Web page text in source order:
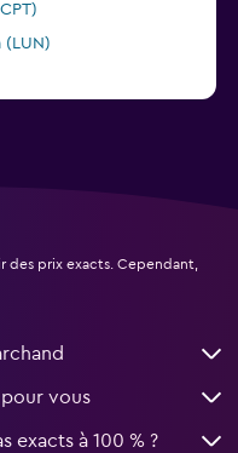
(LUN)
des prix exacts. Cependant,
vous
exacts à 100 % ?